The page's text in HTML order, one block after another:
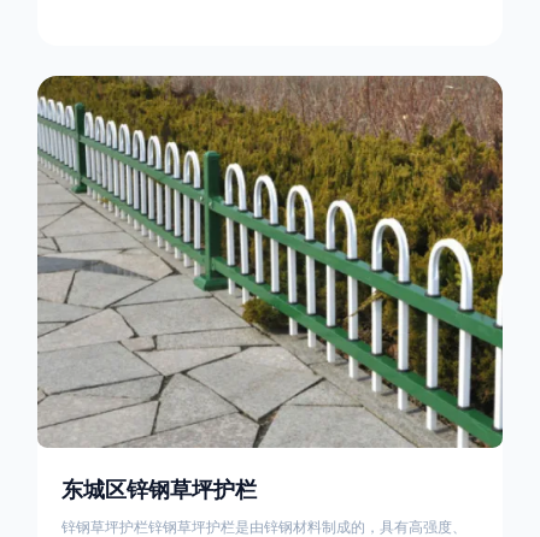
再加上防盗垫圈，这样能够避免护栏被人轻易拆卸；适合于大批
量生产，能够很好的与自然相融合。单向折弯锌钢护栏可以用于
住宅小区、工厂院校、道路交通等场所。该产品具有高强度、高
硬度、外观
东城区锌钢草坪护栏
锌钢草坪护栏锌钢草坪护栏是由锌钢材料制成的，具有高强度、